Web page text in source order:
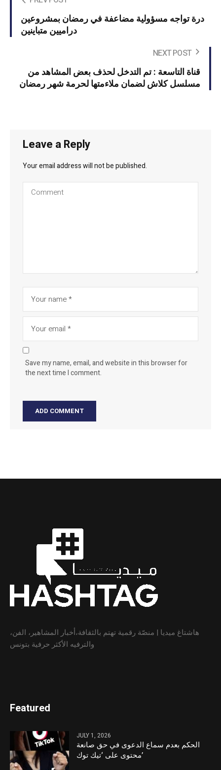
درة تواجه مسؤولية مضاعفة في رمضان بمشروعين
دراميين متباينين
NEXT POST
قناة التاسعة : تم التدخل لحذف بعض المشاهد من
مسلسل كلاش لضمان ملاءمتها لحرمة شهر رمضان
Leave a Reply
Your email address will not be published.
Save my name, email, and website in this browser for
the next time I comment.
هاشتاغ ميديا | منصّة رقمية تهتم بالثقافة،أخبار المشاهير، الفن،
والترفيه الأكثر حرفية بتونس
Featured
JULY 1, 2026
الحكم بعدم سماع الدعوى في حق صانعة
محتوى على ‘تيك توك’